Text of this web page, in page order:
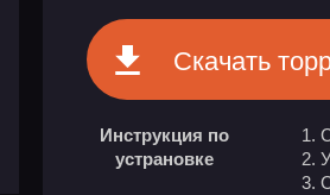
Скачать
Инструкция по
устрановке